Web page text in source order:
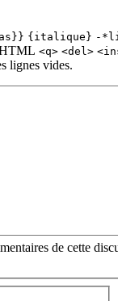
{italique} -
<q> <del>
lignes vides.
de cette